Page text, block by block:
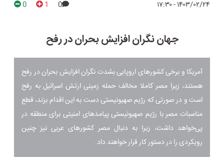
۱۴۰۳/۰۲/۲۴ - ۱۷:۳۰ 0
1
0
جهان نگران افزایش بحران در رفح
آمریکا و برخی کشور‌های اروپایی بشدت نگران افزایش بحران در رفح
هستند، زیرا مصر کاملا مخالف حمله زمینی ارتش اسرائیل به رفح
است و در صورتی که رژیم صهیونیستی دست به این اقدام بزند، قطع
مناسبات مصر با رژیم صهیونیستی پیامد‌های امنیتی برای منطقه در
پی‌خواهد داشت، زیرا به دنبال مصر کشور‌های عربی نیز چنین
رویکردی را در دستور کار قرار خواهند داد.